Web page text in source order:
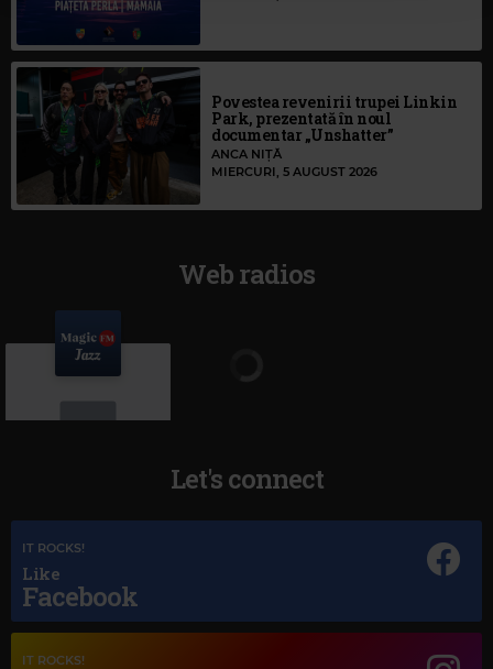
Povestea revenirii trupei Linkin
Park, prezentată în noul
documentar „Unshatter”
ANCA NIȚĂ
MIERCURI, 5 AUGUST 2026
Web radios
Magic Jazz
RICK HALE
Let's connect
IT ROCKS!
Like
Facebook
IT ROCKS!